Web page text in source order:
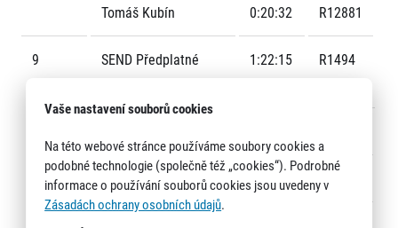
Tomáš Kubín 0:20:32 R12881
9
SEND Předplatné
1:22:15 R1494
David Pecina 0:20:51
Vaše nastavení souborů cookies
Na této webové stránce používáme soubory cookies a
podobné technologie (společně též „cookies“). Podrobné
informace o používání souborů cookies jsou uvedeny v
Zásadách ochrany osobních údajů.